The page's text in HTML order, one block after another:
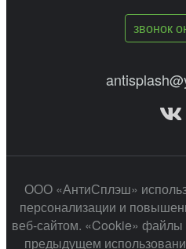
звонок
ООО «АнтиСплэш»
персонализации и
веб-сайтом. «Cookie»
предыдущем